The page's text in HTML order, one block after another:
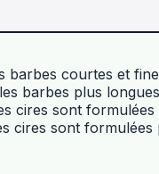
barbes courtes et
barbes plus
cires sont
cires sont